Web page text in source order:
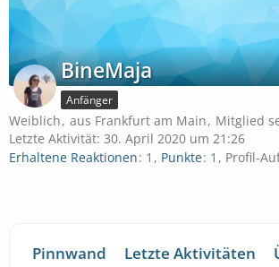
BineMaja
Anfänger
Weiblich aus Frankfurt am Main
Mitglied
Letzte Aktivität: 30. April 2020 um 21:26
Erhaltene Reaktionen 1 Punkte 1 Profil-
Pinnwand Letzte Aktivitäten